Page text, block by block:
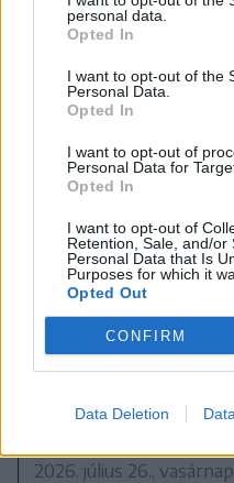
personal data.
Opted In
I want to opt-out of the
Personal Data.
Opted In
I want to opt-out of
Personal Data for
Opted In
I want to opt-out of
Retention, Sale, and/or
Personal Data that Is
Purposes for which it
Opted Out
CONFIRM
Data Deletion
A rovat
2026. július 26., vasárnap